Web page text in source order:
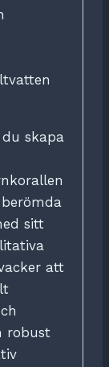
skapa
sitt
att
robust